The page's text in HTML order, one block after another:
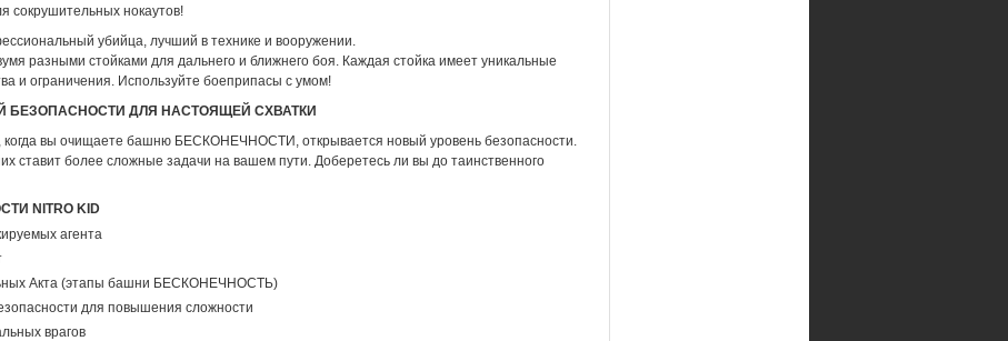
сокрушительных нокаутов!
убийца, лучший в технике и вооружении.
разными стойками для дальнего и ближнего боя. Каждая стойка имеет уникальные
и ограничения. Используйте боеприпасы с умом!
БЕЗОПАСНОСТИ ДЛЯ НАСТОЯЩЕЙ СХВАТКИ
когда вы очищаете башню БЕСКОНЕЧНОСТИ, открывается новый уровень безопасности.
ставит более сложные задачи на вашем пути. Доберетесь ли вы до таинственного
NITRO KID
агента
Акта (этапы башни БЕСКОНЕЧНОСТЬ)
для повышения сложности
врагов